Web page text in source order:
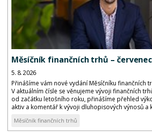
Měsíčník finančních trhů –
5. 8. 2026
Přinášíme vám nové vydání Měsíčníku finančních
V aktuálním čísle se věnujeme vývoji finančních
od začátku letošního roku, přinášíme přehled
aktiv a komentář k vývoji dluhopisových výnosů a
Měsíčník finančních trhů